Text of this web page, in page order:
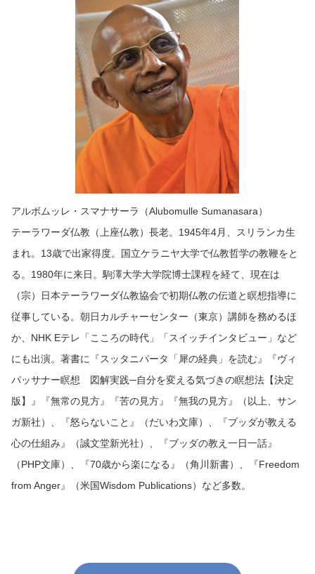
アルボムッレ・スマナサーラ（Alubomulle Sumanasara）
テーラワーダ仏教（上座仏教）長老。1945年4月、スリランカ生
まれ。13歳で出家得度。国立ケラニヤ大学で仏教哲学の教鞭をと
る。1980年に来日。駒澤大学大学院博士課程を経て、現在は
（宗）日本テーラワーダ仏教協会で初期仏教の伝道と瞑想指導に
従事している。朝日カルチャーセンター（東京）講師を務めるほ
か、NHK Eテレ「こころの時代」「スイッチインタビュー」など
にも出演。著書に『スッタニパータ「犀の経典」を読む』『ヴィ
パッサナー瞑想 図解実践─自分を変える気づきの瞑想法【決定
版】』『無常の見方』『苦の見方』『無我の見方』（以上、サン
ガ新社）、『怒らないこと』（だいわ文庫）、『ブッダが教える
心の仕組み』（誠文堂新光社）、『ブッダの教え一日一話』
（PHP文庫）、『70歳から楽になる』（角川新書）、『Freedom
from Anger』（米国Wisdom Publications）など多数。